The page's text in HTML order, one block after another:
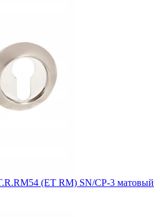
(ET RM) SN/CP-3 матовый